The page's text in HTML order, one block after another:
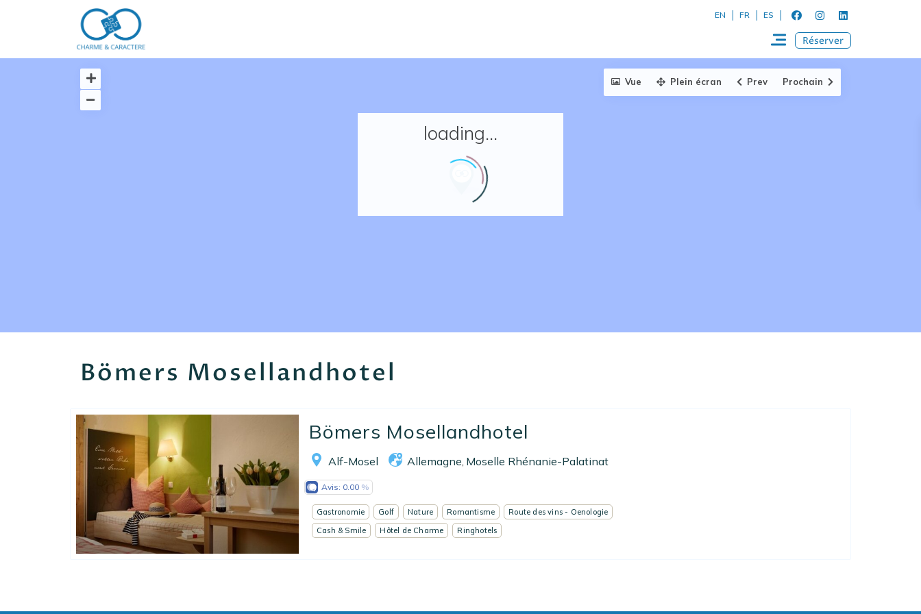
Réserver un séjour
Ecrivez-nous
EN FR ES
Réserver
loading...
Vue Plein écran Prev Prochain
Bömers Mosellandhotel
Bömers Mosellandhotel
Alf-Mosel Allemagne Moselle Rhénanie-Palatinat
Avis: 0.00
Gastronomie Golf Nature Romantisme
Route des vins - Oenologie
Cash & Smile
Hôtel de Charme Ringhotels